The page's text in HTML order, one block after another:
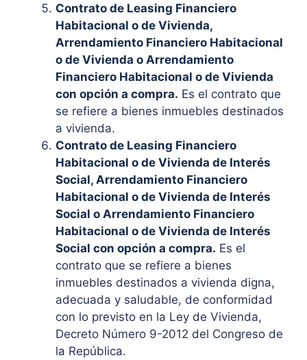
Contrato de Leasing Financiero
Habitacional o de Vivienda,
Arrendamiento Financiero Habitacional
o de Vivienda o Arrendamiento
Financiero Habitacional o de Vivienda
con opción a compra. Es el contrato que
se refiere a bienes inmuebles destinados
a vivienda.
Contrato de Leasing Financiero
Habitacional o de Vivienda de Interés
Social, Arrendamiento Financiero
Habitacional o de Vivienda de Interés
Social o Arrendamiento Financiero
Habitacional o de Vivienda de Interés
Social con opción a compra. Es el
contrato que se refiere a bienes
inmuebles destinados a vivienda digna,
adecuada y saludable, de conformidad
con lo previsto en la Ley de Vivienda,
Decreto Número 9-2012 del Congreso de
la República.